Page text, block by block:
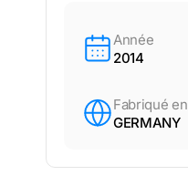
Année
2014
Fabriqué en
GERMANY